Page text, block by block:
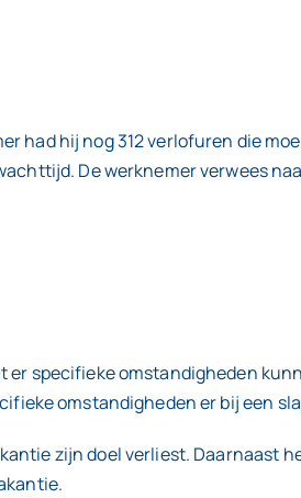
had hij nog 312 verlofuren die
De werknemer verwees
er specifieke omstandigheden
omstandigheden er bij een
zijn doel verliest. Daarnaast